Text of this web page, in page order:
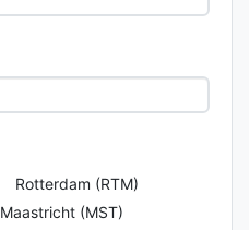
Rotterdam (RTM)
Maastricht (MST)